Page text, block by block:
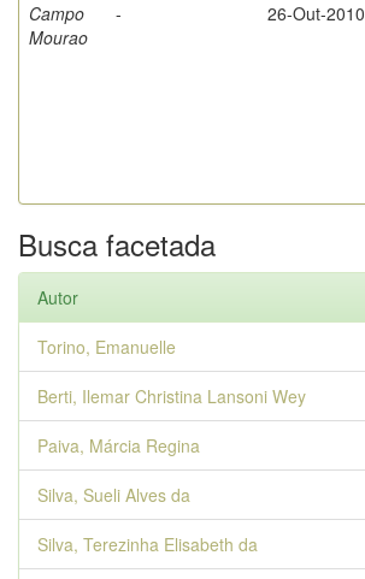
Campo
Mourao
- 26-Out-2010
Busca facetada
Autor
Torino, Emanuelle
Berti, Ilemar Christina Lansoni Wey
Paiva, Márcia Regina
Silva, Sueli Alves da
Silva, Terezinha Elisabeth da